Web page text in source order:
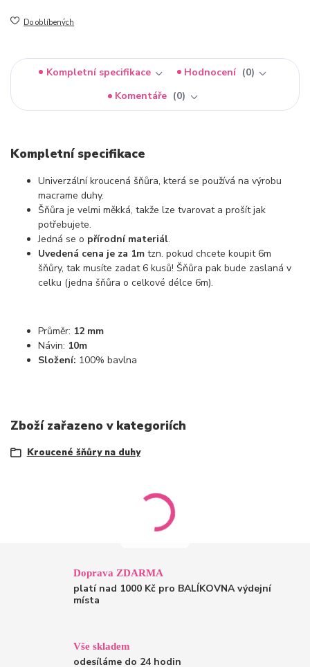
Do oblíbených
Kompletní specifikace Hodnocení
0
Komentáře
0
Kompletní specifikace
Univerzální kroucená šňůra, která se používá na výrobu
macrame duhy.
Šňůra je velmi měkká, takže lze tvarovat a prošít jak
potřebujete.
Jedná se o přírodní materiál.
Uvedená cena je za 1m tzn. pokud chcete koupit 6m
šňůry, tak musíte zadat 6 kusů! Šňůra pak bude zaslaná v
celku (jedna šňůra o celkové délce 6m).
Průměr: 12 mm
Návin: 10m
Složení: 100% bavlna
Zboží zařazeno v kategoriích
Kroucené šňůry na duhy
Doprava ZDARMA
platí nad 1000 Kč pro BALÍKOVNA výdejní
místa
Vše skladem
odesíláme do 24 hodin